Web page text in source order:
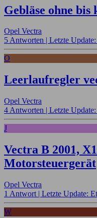
Gebläse ohne
Opel Vectra
5 Antworten | Letzte
O
Leerlaufregler
Opel Vectra
4 Antworten | Letzte
J
Vectra B 2001,
Motorsteuergerät
Opel Vectra
1 Antwort | Letzte Update:
W